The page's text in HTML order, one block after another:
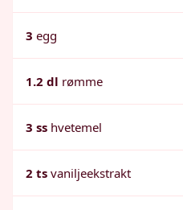
3 egg
1.2 dl rømme
3 ss hvetemel
2 ts vaniljeekstrakt